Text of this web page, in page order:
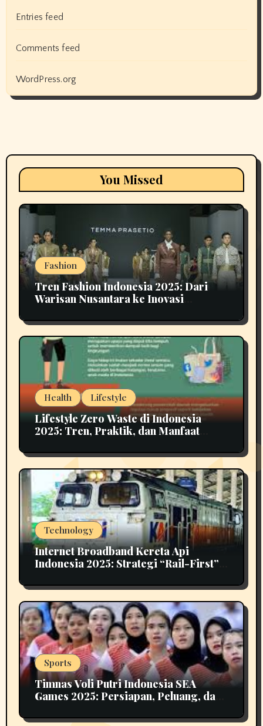
Entries feed
Comments feed
WordPress.org
You Missed
Fashion
Tren Fashion Indonesia 2025: Dari
Warisan Nusantara ke Inovasi
Health Lifestyle
Lifestyle Zero Waste di Indonesia
2025: Tren, Praktik, dan Manfaat
Technology
Internet Broadband Kereta Api
Indonesia 2025: Strategi “Rail-First”
Sports
Timnas Voli Putri Indonesia SEA
Games 2025: Persiapan, Peluang, dan